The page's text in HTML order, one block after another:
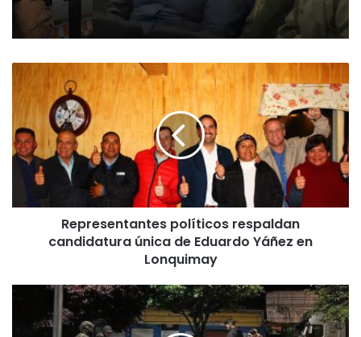
e
s
t
s
Representantes políticos respaldan
candidatura única de Eduardo Yáñez en
Lonquimay
C